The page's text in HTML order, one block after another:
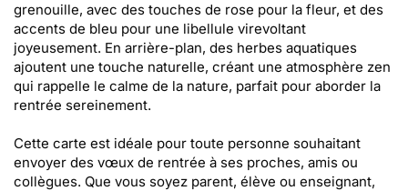
grenouille, avec des touches de rose pour la fleur, et des
accents de bleu pour une libellule virevoltant
joyeusement. En arrière-plan, des herbes aquatiques
ajoutent une touche naturelle, créant une atmosphère zen
qui rappelle le calme de la nature, parfait pour aborder la
rentrée sereinement.
Cette carte est idéale pour toute personne souhaitant
envoyer des vœux de rentrée à ses proches, amis ou
collègues. Que vous soyez parent, élève ou enseignant,